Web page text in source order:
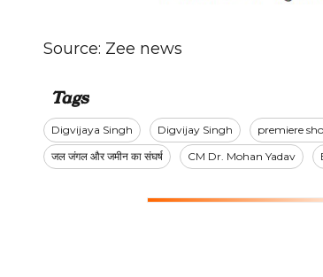
Source: Zee news
Tags
Digvijaya Singh Digvijay Singh premiere
जल जंगल और जमीन का संघर्ष
CM Dr. Mohan Yadav